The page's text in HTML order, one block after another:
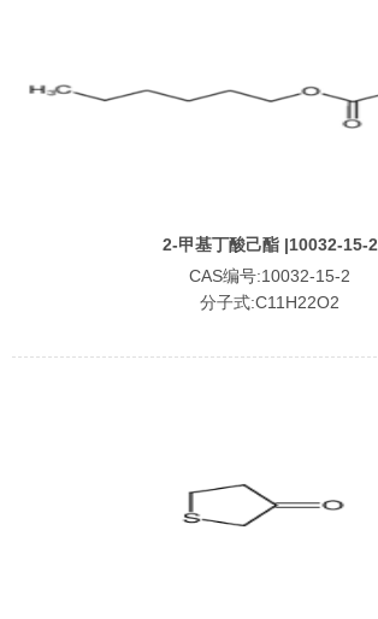
2-甲基丁酸己酯 |10032-15-2
CAS编号:10032-15-2
分子式:C11H22O2